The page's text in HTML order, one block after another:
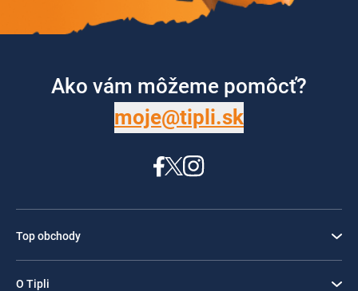
Ako vám môžeme pomôcť?
moje@tipli.sk
Top obchody
O Tipli